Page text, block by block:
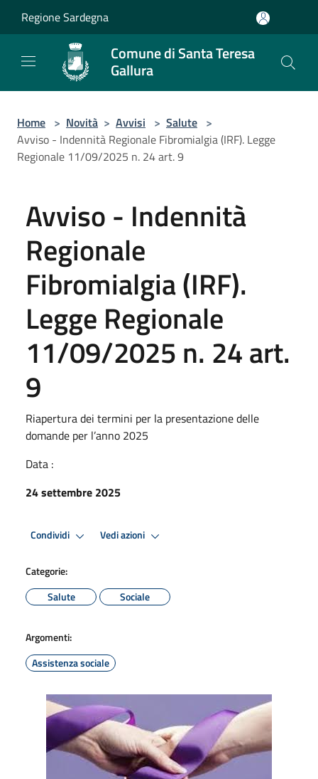
Regione Sardegna
Comune di Santa Teresa
Gallura
Home > Novità > Avvisi > Salute >
Avviso - Indennità Regionale Fibromialgia (IRF). Legge
Regionale 11/09/2025 n. 24 art. 9
Avviso - Indennità
Regionale
Fibromialgia (IRF).
Legge Regionale
11/09/2025 n. 24 art.
9
Riapertura dei termini per la presentazione delle
domande per l’anno 2025
Data :
24 settembre 2025
Condividi Vedi azioni
Categorie:
Salute
Sociale
Argomenti:
Assistenza sociale